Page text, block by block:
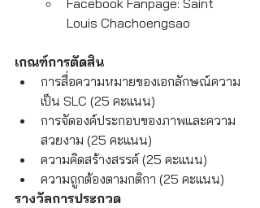
Facebook Fanpage: Saint
Louis Chachoengsao
เกณฑ์การตัดสิน
การสื่อความหมายของเอกลักษณ์ความ
เป็น SLC (25 คะแนน)
การจัดองค์ประกอบของภาพและความ
สวยงาม (25 คะแนน)
ความคิดสร้างสรรค์ (25 คะแนน)
ความถูกต้องตามกติกา (25 คะแนน)
รางวัลการประกวด